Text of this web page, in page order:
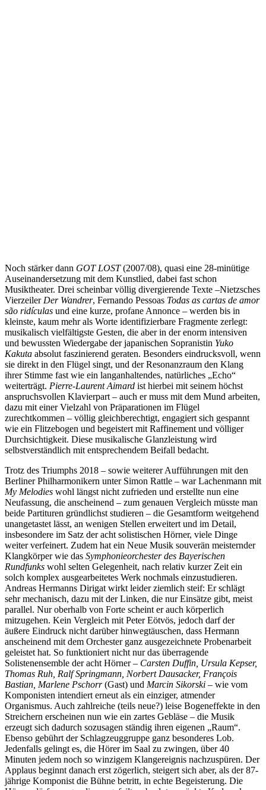
Noch stärker dann GOT LOST(2007/08), quasi eine 28-minütige
Auseinandersetzung mit dem Kunstlied, dabei fast schon
Musiktheater. Drei scheinbar völlig divergierende Texte –Nietzsches
Vierzeiler Der Wandrer, Fernando Pessoas Todas as cartas de amor
são ridículas und eine kurze, profane Annonce – werden bis in
kleinste, kaum mehr als Worte identifizierbare Fragmente zerlegt:
musikalisch vielfältigste Gesten, die aber in der enorm intensiven
und bewussten Wiedergabe der japanischen Sopranistin Yuko
Kakuta absolut faszinierend geraten. Besonders eindrucksvoll, wenn
sie direkt in den Flügel singt, und der Resonanzraum den Klang
ihrer Stimme fast wie ein langanhaltendes, natürliches „Echo“
weiterträgt. Pierre-Laurent Aimard ist hierbei mit seinem höchst
anspruchsvollen Klavierpart – auch er muss mit dem Mund arbeiten,
dazu mit einer Vielzahl von Präparationen im Flügel
zurechtkommen – völlig gleichberechtigt, engagiert sich gespannt
wie ein Flitzebogen und begeistert mit Raffinement und völliger
Durchsichtigkeit. Diese musikalische Glanzleistung wird
selbstverständlich mit entsprechendem Beifall bedacht.
Trotz des Triumphs 2018 – sowie weiterer Aufführungen mit den
Berliner Philharmonikern unter Simon Rattle – war Lachenmann mit
My Melodies wohl längst nicht zufrieden und erstellte nun eine
Neufassung, die anscheinend – zum genauen Vergleich müsste man
beide Partituren gründlichst studieren – die Gesamtform weitgehend
unangetastet lässt, an wenigen Stellen erweitert und im Detail,
insbesondere im Satz der acht solistischen Hörner, viele Dinge
weiter verfeinert. Zudem hat ein Neue Musik souverän meisternder
Klangkörper wie das Symphonieorchester des Bayerischen
Rundfunks wohl selten Gelegenheit, nach relativ kurzer Zeit ein
solch komplex ausgearbeitetes Werk nochmals einzustudieren.
Andreas Hermanns Dirigat wirkt leider ziemlich steif: Er schlägt
sehr mechanisch, dazu mit der Linken, die nur Einsätze gibt, meist
parallel. Nur oberhalb von Forte scheint er auch körperlich
mitzugehen. Kein Vergleich mit Peter Eötvös, jedoch darf der
äußere Eindruck nicht darüber hinwegtäuschen, dass Hermann
anscheinend mit dem Orchester ganz ausgezeichnete Probenarbeit
geleistet hat. So funktioniert nicht nur das überragende
Solistenensemble der acht Hörner – Carsten Duffin, Ursula Kepser,
Thomas Ruh, Ralf Springmann, Norbert Dausacker, François
Bastian, Marlene Pschorr(Gast) und Marcin Sikorski – wie vom
Komponisten intendiert erneut als ein einziger, atmender
Organismus. Auch zahlreiche (teils neue?) leise Bogeneffekte in den
Streichern erscheinen nun wie ein zartes Gebläse – die Musik
erzeugt sich dadurch sozusagen ständig ihren eigenen „Raum“.
Ebenso gebührt der Schlagzeuggruppe ganz besonderes Lob.
Jedenfalls gelingt es, die Hörer im Saal zu zwingen, über 40
Minuten jedem noch so winzigem Klangereignis nachzuspüren. Der
Applaus beginnt danach erst zögerlich, steigert sich aber, als der 87-
jährige Komponist die Bühne betritt, in echte Begeisterung. Die